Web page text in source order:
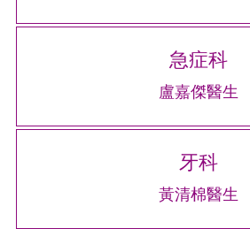
急症科
盧嘉傑醫生
牙科
黃清棉醫生